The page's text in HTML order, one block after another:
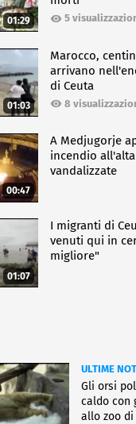
01:29 5
01:03
Marocco,
arrivano
di Ceuta
8
00:47
A Medjugorje
incendio
vandalizzate
01:07
I migranti di
venuti qui in
migliore"
ULTIME
Gli orsi
caldo con
allo zoo di